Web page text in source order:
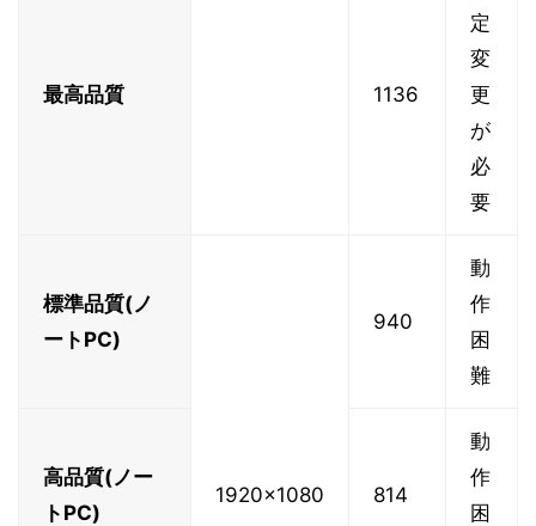
最高品質 1136
定
変
更
が
必
要
標準品質(ノ
ートPC)
1920x1080
940
動
作
困
難
高品質(ノー
トPC)
814
動
作
困